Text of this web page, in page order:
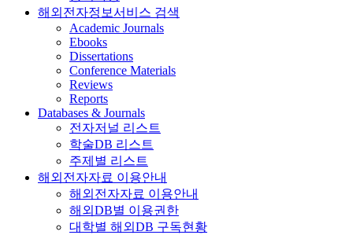
해외전자정보서비스 검색
Academic Journals
Ebooks
Dissertations
Conference Materials
Reviews
Reports
Databases & Journals
전자저널 리스트
학술DB 리스트
주제별 리스트
해외전자자료 이용안내
해외전자자료 이용안내
해외DB별 이용권한
대학별 해외DB 구독현황